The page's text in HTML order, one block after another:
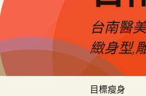
台南醫
緻身型,
目標瘦身